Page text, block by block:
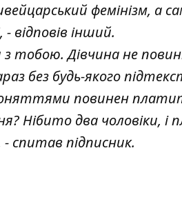
фемінізм, а
відповів інший.
тобою. Дівчина не
без будь-якого
повинен
Нібито два чоловіки,
- спитав підписник.